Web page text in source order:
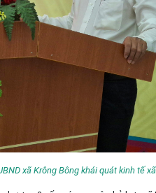
xã Krông Bông khái quát kinh tế